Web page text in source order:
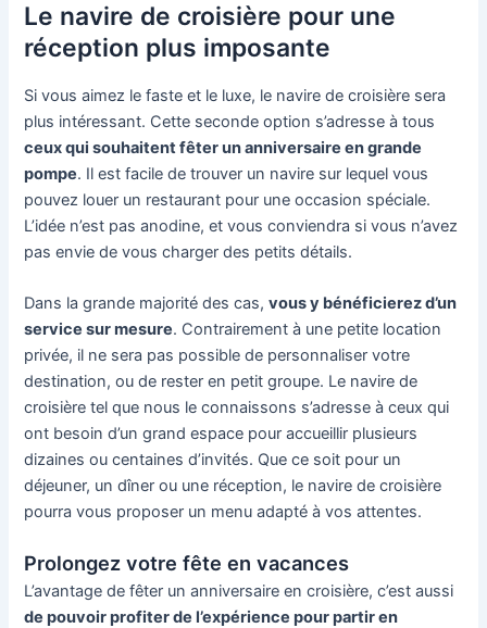
Le navire de croisière pour une
réception plus imposante
Si vous aimez le faste et le luxe, le navire de croisière sera
plus intéressant. Cette seconde option s’adresse à tous
ceux qui souhaitent fêter un anniversaire en grande
pompe. Il est facile de trouver un navire sur lequel vous
pouvez louer un restaurant pour une occasion spéciale.
L’idée n’est pas anodine, et vous conviendra si vous n’avez
pas envie de vous charger des petits détails.
Dans la grande majorité des cas,vous y bénéficierez d’un
service sur mesure. Contrairement à une petite location
privée, il ne sera pas possible de personnaliser votre
destination, ou de rester en petit groupe. Le navire de
croisière tel que nous le connaissons s’adresse à ceux qui
ont besoin d’un grand espace pour accueillir plusieurs
dizaines ou centaines d’invités. Que ce soit pour un
déjeuner, un dîner ou une réception, le navire de croisière
pourra vous proposer un menu adapté à vos attentes.
Prolongez votre fête en vacances
L’avantage de fêter un anniversaire en croisière, c’est aussi
de pouvoir profiter de l’expérience pour partir en